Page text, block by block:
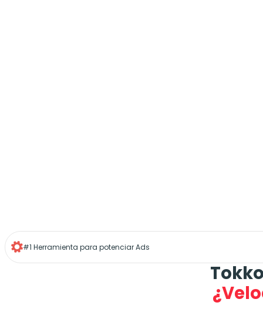
#1 Herramienta para potenciar Ads